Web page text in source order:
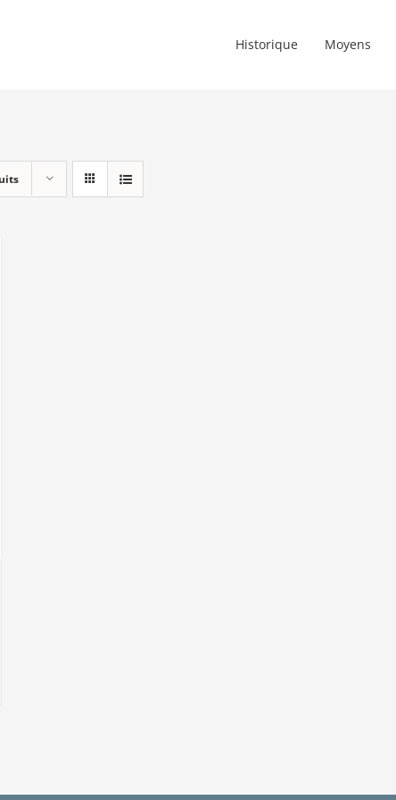
Historique Moyens